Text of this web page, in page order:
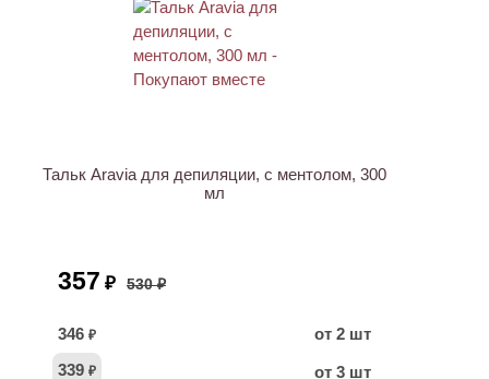
Тальк Aravia для депиляции, с ментолом, 300
мл
357 ₽ 530 ₽
346 ₽
от 2 шт
339 ₽ от 3 шт